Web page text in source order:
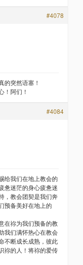
#4078
的突然语塞！
！阿们！
#4084
给我们在地上教会的
惫迷茫的身心疲惫迷
，教会团契是我们奔
预备美好在地上的
在祢为我们预备的教
我们满怀热心在教会
不断成长成熟，彼此
祢的人！将祢的爱传